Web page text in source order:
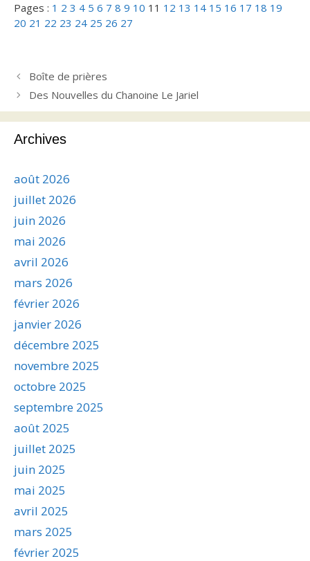
Pages : 1 2 3 4 5 6 7 8 9 10 11 12 13 14 15 16 17 18 19
20 21 22 23 24 25 26 27
Boîte de prières
Des Nouvelles du Chanoine Le Jariel
Archives
août 2026
juillet 2026
juin 2026
mai 2026
avril 2026
mars 2026
février 2026
janvier 2026
décembre 2025
novembre 2025
octobre 2025
septembre 2025
août 2025
juillet 2025
juin 2025
mai 2025
avril 2025
mars 2025
février 2025